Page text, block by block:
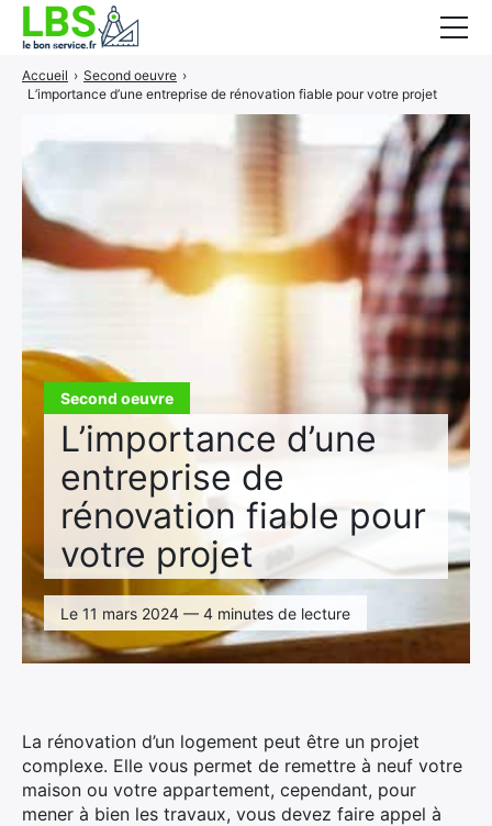
Second oeuvre
L’importance d’une
entreprise de
rénovation fiable pour
votre projet
Le 11 mars 2024 — 4 minutes de lecture
Accueil › Second oeuvre ›
L’importance d’une entreprise de rénovation fiable pour votre projet
La rénovation d’un logement peut être un projet
complexe. Elle vous permet de remettre à neuf votre
maison ou votre appartement, cependant, pour
mener à bien les travaux, vous devez faire appel à
Gros oeuvre
Aménagement intérieur
Piscine et jardin
Services associés